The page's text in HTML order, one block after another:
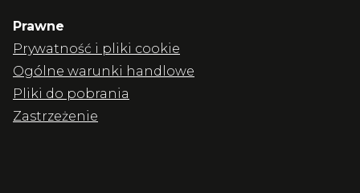
Prawne
Prywatność i pliki cookie
Ogólne warunki handlowe
Pliki do pobrania
Zastrzeżenie